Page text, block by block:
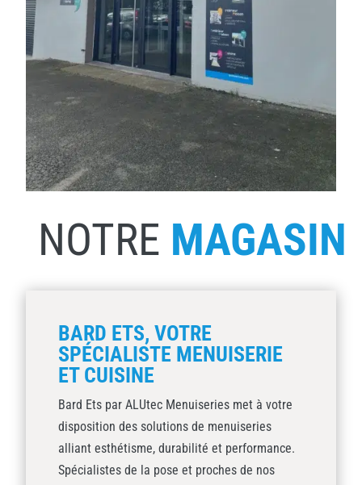
NOTRE MAGASIN
BARD ETS, VOTRE
SPÉCIALISTE MENUISERIE
ET CUISINE
Bard Ets par ALUtec Menuiseries met à votre
disposition des solutions de menuiseries
alliant esthétisme, durabilité et performance.
Spécialistes de la pose et proches de nos